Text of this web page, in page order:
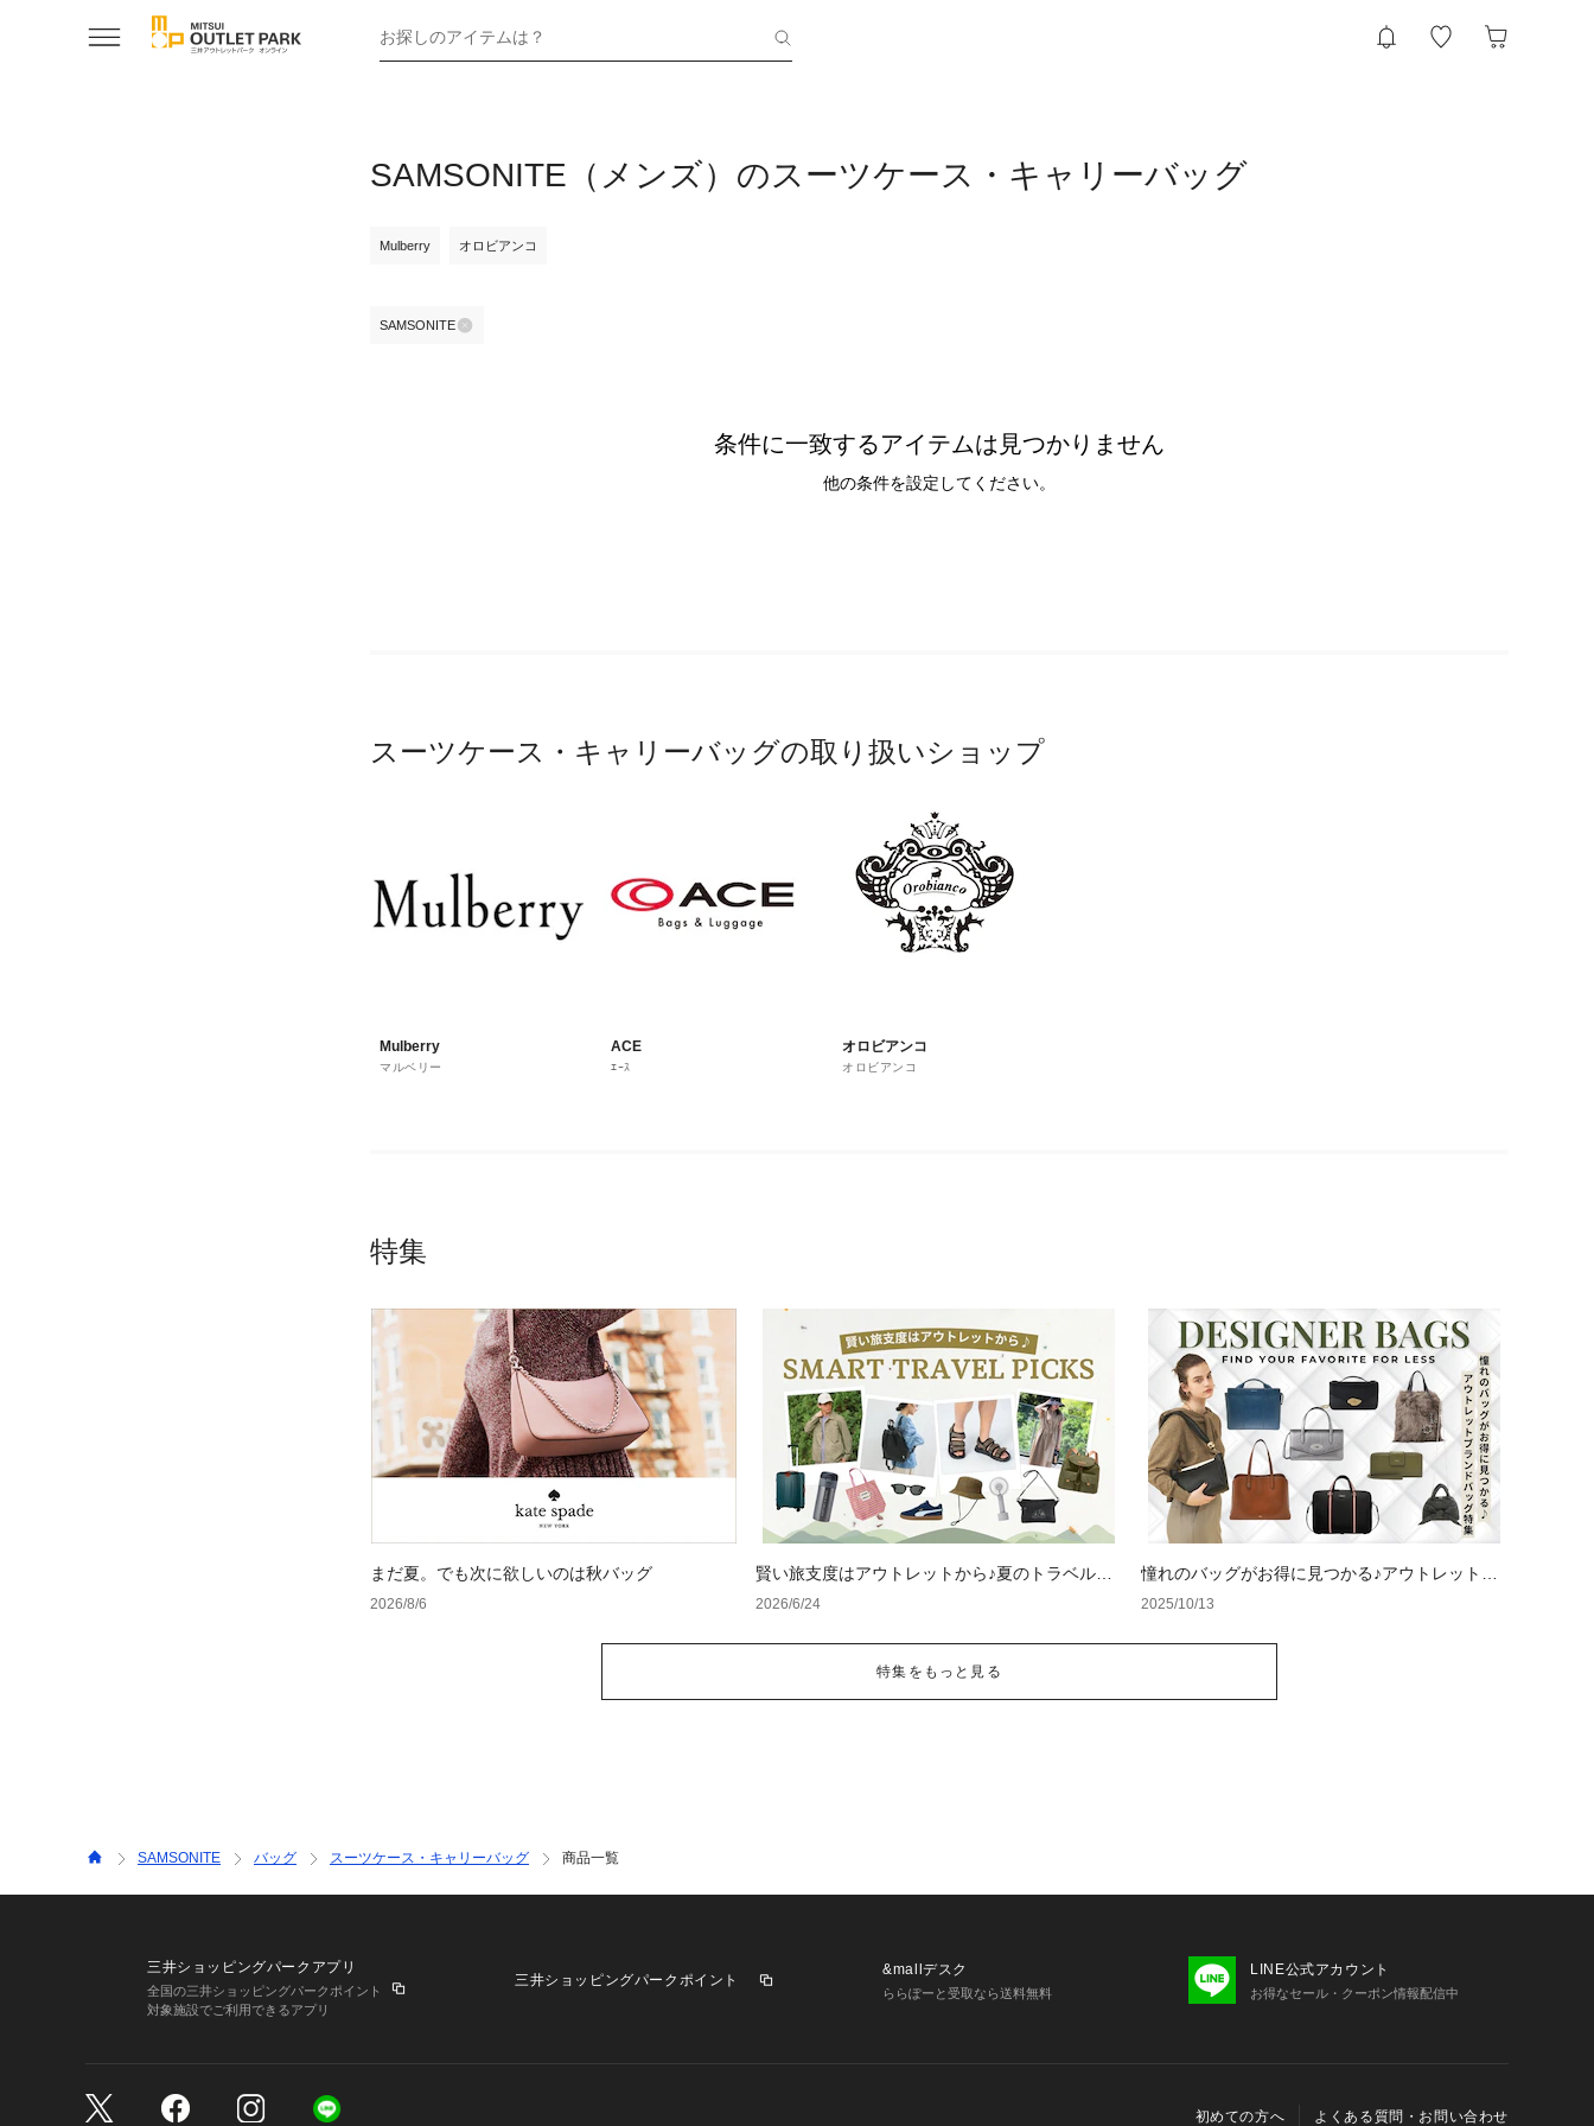
お探しのアイテムは？
SAMSONITE（メンズ）のスーツケース・キャリーバッグ
Mulberry オロビアンコ
SAMSONITE
条件に一致するアイテムは見つかりません
他の条件を設定してください。
スーツケース・キャリーバッグの取り扱いショップ
Mulberry
マルベリー
ACE
ｴｰｽ
オロビアンコ
オロビアンコ
特集
まだ夏。でも次に欲しいのは秋バッグ
2026/8/6
賢い旅支度はアウトレットから♪夏のトラベルア
イテム特集
2026/6/24
憧れのバッグがお得に見つかる♪アウトレットブ
ランドバッグ特集
2025/10/13
特集をもっと見る
SAMSONITE バッグ スーツケース・キャリーバッグ 商品一覧
三井ショッピングパークアプリ
全国の三井ショッピングパークポイント
対象施設でご利用できるアプリ
三井ショッピングパークポイント
&mallデスク
ららぽーと受取なら送料無料
LINE公式アカウント
お得なセール・クーポン情報配信中
初めての方へ よくある質問・お問い合わせ